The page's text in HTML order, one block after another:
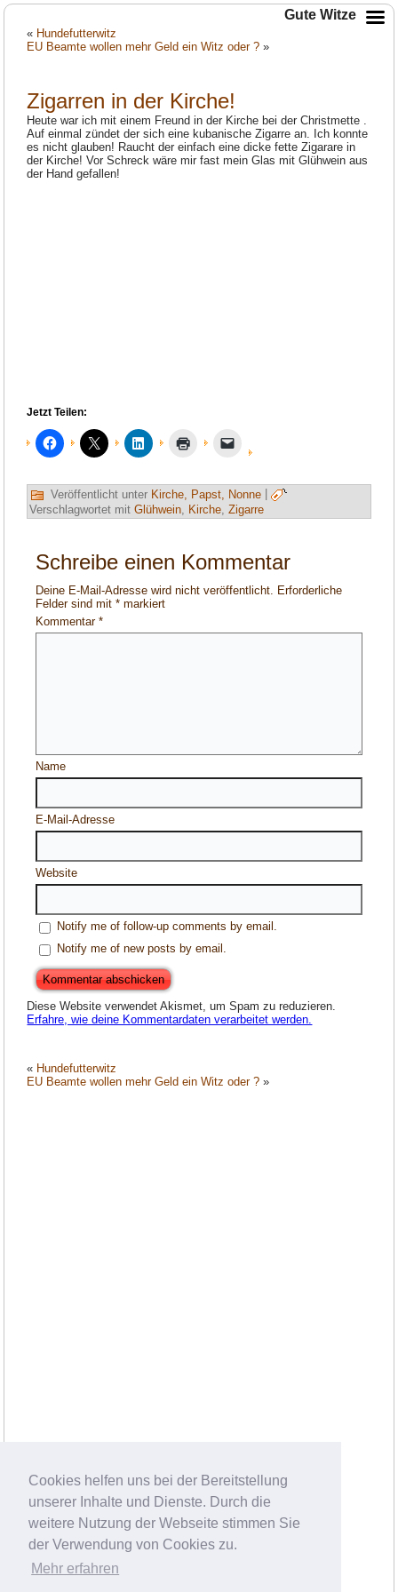
Cookies helfen uns bei der Bereitstellung
unserer Inhalte und Dienste. Durch die
weitere Nutzung der Webseite stimmen Sie
der Verwendung von Cookies zu.
Mehr erfahren
« Hundefutterwitz
EU Beamte wollen mehr Geld ein Witz oder ? »
Zigarren in der Kirche!
Heute war ich mit einem Freund in der Kirche bei der Christmette .
Auf einmal zündet der sich eine kubanische Zigarre an. Ich konnte
es nicht glauben! Raucht der einfach eine dicke fette Zigarare in
der Kirche! Vor Schreck wäre mir fast mein Glas mit Glühwein aus
der Hand gefallen!
Jetzt Teilen:
Veröffentlicht unter Kirche, Papst, Nonne |
Verschlagwortet mit Glühwein, Kirche,Zigarre
Schreibe einen Kommentar
Deine E-Mail-Adresse wird nicht veröffentlicht. Erforderliche
Felder sind mit* markiert
Kommentar*
Name
E-Mail-Adresse
Website
Notify me of follow-up comments by email.
Notify me of new posts by email.
Diese Website verwendet Akismet, um Spam zu reduzieren.
Erfahre, wie deine Kommentardaten verarbeitet werden.
« Hundefutterwitz
EU Beamte wollen mehr Geld ein Witz oder ? »
Gute Witze